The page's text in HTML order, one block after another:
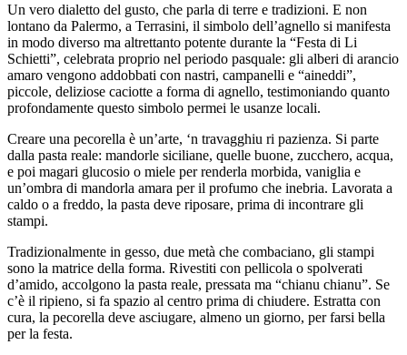
Un vero dialetto del gusto, che parla di terre e tradizioni. E non
lontano da Palermo, a Terrasini, il simbolo dell’agnello si manifesta
in modo diverso ma altrettanto potente durante la “Festa di Li
Schietti”, celebrata proprio nel periodo pasquale: gli alberi di arancio
amaro vengono addobbati con nastri, campanelli e “aineddi”,
piccole, deliziose caciotte a forma di agnello, testimoniando quanto
profondamente questo simbolo permei le usanze locali.
Creare una pecorella è un’arte, ‘n travagghiu ri pazienza. Si parte
dalla pasta reale: mandorle siciliane, quelle buone, zucchero, acqua,
e poi magari glucosio o miele per renderla morbida, vaniglia e
un’ombra di mandorla amara per il profumo che inebria. Lavorata a
caldo o a freddo, la pasta deve riposare, prima di incontrare gli
stampi.
Tradizionalmente in gesso, due metà che combaciano, gli stampi
sono la matrice della forma. Rivestiti con pellicola o spolverati
d’amido, accolgono la pasta reale, pressata ma “chianu chianu”. Se
c’è il ripieno, si fa spazio al centro prima di chiudere. Estratta con
cura, la pecorella deve asciugare, almeno un giorno, per farsi bella
per la festa.